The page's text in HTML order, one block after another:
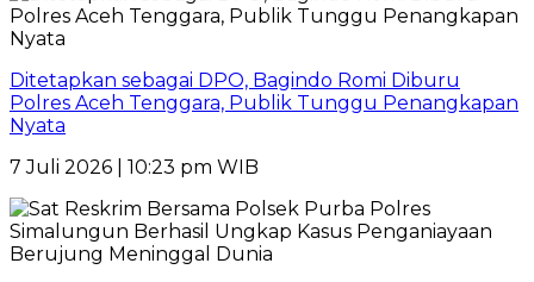
Ditetapkan sebagai DPO, Bagindo Romi Diburu
Polres Aceh Tenggara, Publik Tunggu Penangkapan
Nyata
7 Juli 2026 | 10:23 pm WIB